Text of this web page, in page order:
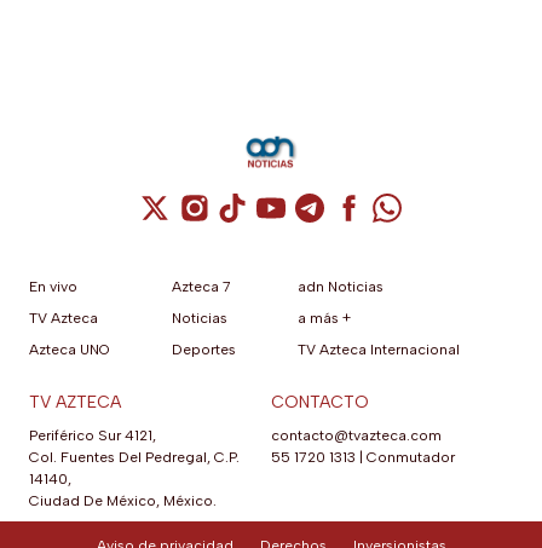
Cuenta de X / Twitter (se abre en una
Cuenta de Instagram (se abre en una
Cuenta de TikTok (se abre en
Cuenta de YouTube (se abre
Cuenta de Telegram (se
Cuenta de
Cuenta de
En vivo
TV Azteca
Azteca UNO
Azteca 7
Noticias
Deportes
adn Noticias
a más +
TV Azteca Internacional
TV AZTECA
Periférico Sur 4121,
Col. Fuentes Del Pedregal, C.P.
14140,
Ciudad De México, México.
CONTACTO
contacto@tvazteca.com
55 1720 1313 | Conmutador